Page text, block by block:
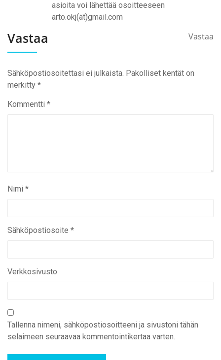
asioita voi lähettää osoitteeseen
arto.okj(ät)gmail.com
Vastaa
Vastaa
Sähköpostiosoitettasi ei julkaista. Pakolliset kentät on
merkitty *
Kommentti *
Nimi *
Sähköpostiosoite *
Verkkosivusto
Tallenna nimeni, sähköpostiosoitteeni ja sivustoni tähän
selaimeen seuraavaa kommentointikertaa varten.